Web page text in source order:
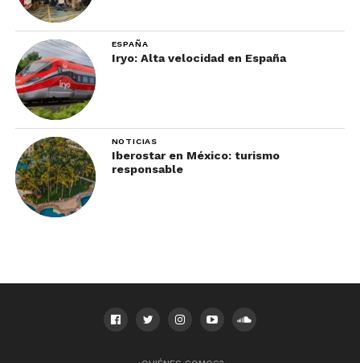
ESPAÑA
Iryo: Alta velocidad en España
NOTICIAS
Iberostar en México: turismo
responsable